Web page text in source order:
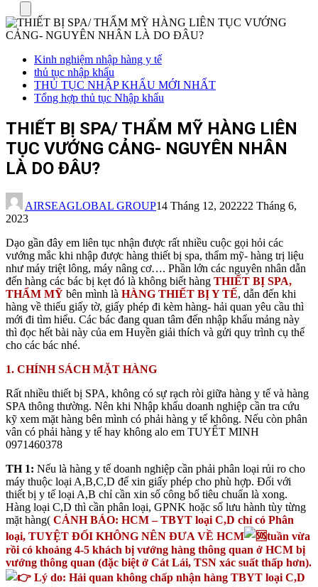
Kinh nghiệm nhập hàng y tế
thủ tục nhập khẩu
THỦ TỤC NHẬP KHẨU MỚI NHẤT
Tổng hợp thủ tục Nhập khẩu
THIẾT BỊ SPA/ THẨM MỸ HÀNG LIÊN
TỤC VƯỚNG CẢNG- NGUYÊN NHÂN
LÀ DO ĐÂU?
AIRSEAGLOBAL GROUP14 Tháng 12, 202222 Tháng 6,
2023
Dạo gần đây em liên tục nhận được rất nhiều cuộc gọi hỏi các
vướng mắc khi nhập được hàng thiết bị spa, thẩm mỹ- hàng trị liệu
như máy triệt lông, máy nâng cơ…. Phần lớn các nguyên nhân dẫn
đến hàng các bác bị kẹt đó là không biết hàng THIẾT BỊ SPA,
THẨM MỸ bên mình là HÀNG THIẾT BỊ Y TẾ, dẫn đến khi
hàng về thiếu giấy tờ, giấy phép đi kèm hàng- hải quan yêu cầu thì
mới đi tìm hiểu. Các bác đang quan tâm đến nhập khẩu mảng này
thì đọc hết bài này của em Huyền giải thích và gửi quy trình cụ thể
cho các bác nhé.
1. CHÍNH SÁCH MẶT HÀNG
Rất nhiều thiết bị SPA, không có sự rạch ròi giữa hàng y tế và hàng
SPA thông thường. Nên khi Nhập khẩu doanh nghiệp cần tra cứu
kỹ xem mặt hàng bên mình có phải hàng y tế không. Nếu còn phân
vân có phải hàng y tế hay không alo em TUYẾT MINH
0971460378
TH 1: Nếu là hàng y tế doanh nghiệp cần phải phân loại rủi ro cho
máy thuộc loại A,B,C,D để xin giấy phép cho phù hợp. Đối với
thiết bị y tế loại A,B chỉ cần xin số công bố tiêu chuẩn là xong.
Hàng loại C,D thì cần phân loại, GPNK hoặc số lưu hành tùy từng
mặt hàng( CẢNH BÁO: HCM – TBYT loại C,D chỉ có Phân
loại, TUYỆT ĐỐI KHÔNG NÊN ĐƯA VỀ HCM
tuần vừa
rồi có khoảng 4-5 khách bị vướng hàng thông quan ở HCM bị
vướng thông quan (đặc biệt ở Cát Lái, TSN xác suất thấp hơn).
Lý do: Hải quan không chấp nhận hàng TBYT loại C,D